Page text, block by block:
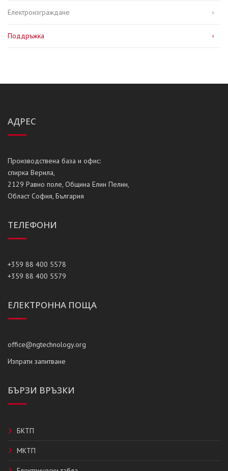
Електроизграждане
Поддръжка
АДРЕС
Производствена база и офис:
спирка Верила,
2129 Равно поле, Община Елин Пелин,
Област София, България
ТЕЛЕФОНИ
+359 88 400 5578
+359 88 400 5579
ЕЛЕКТРОННА ПОЩА
office@ngtechnology.org
Изпрати запитване
БЪРЗИ ВРЪЗКИ
БКТП
МКТП